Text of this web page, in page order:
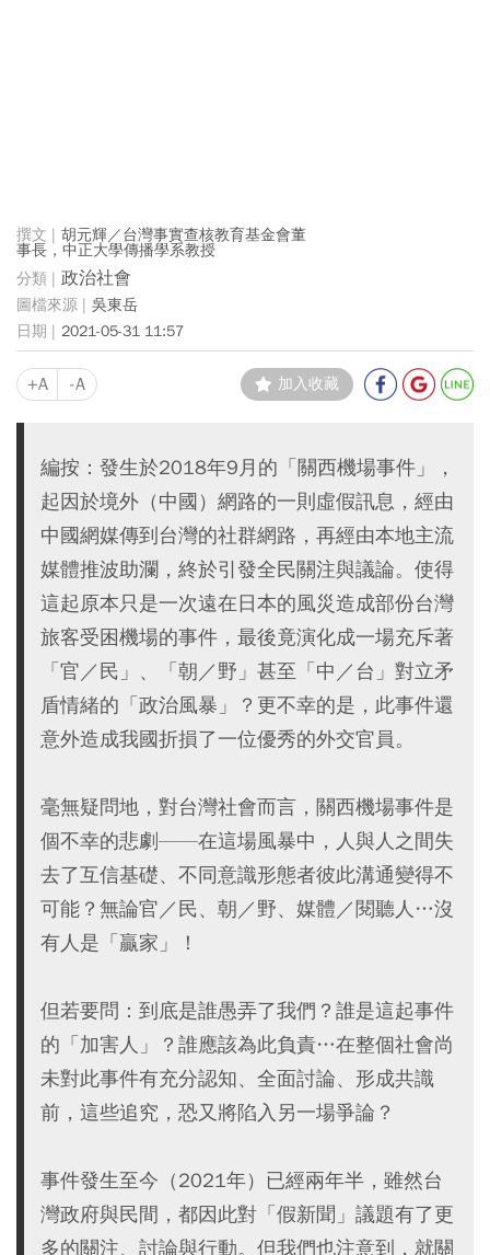
胡元輝／台灣事實查核教育基金會董
事長，中正大學傳播學系教授
政治社會
吳東岳
2021-05-31 11:57
+A -A 加入收藏
編按：發生於2018年9月的「關西機場事件」，
起因於境外（中國）網路的一則虛假訊息，經由
中國網媒傳到台灣的社群網路，再經由本地主流
媒體推波助瀾，終於引發全民關注與議論。使得
這起原本只是一次遠在日本的風災造成部份台灣
旅客受困機場的事件，最後竟演化成一場充斥著
「官／民」、「朝／野」甚至「中／台」對立矛
盾情緒的「政治風暴」？更不幸的是，此事件還
意外造成我國折損了一位優秀的外交官員。
毫無疑問地，對台灣社會而言，關西機場事件是
個不幸的悲劇——在這場風暴中，人與人之間失
去了互信基礎、不同意識形態者彼此溝通變得不
可能？無論官／民、朝／野、媒體／閱聽人…沒
有人是「贏家」！
但若要問：到底是誰愚弄了我們？誰是這起事件
的「加害人」？誰應該為此負責…在整個社會尚
未對此事件有充分認知、全面討論、形成共識
前，這些追究，恐又將陷入另一場爭論？
事件發生至今（2021年）已經兩年半，雖然台
灣政府與民間，都因此對「假新聞」議題有了更
多的關注、討論與行動。但我們也注意到，就關